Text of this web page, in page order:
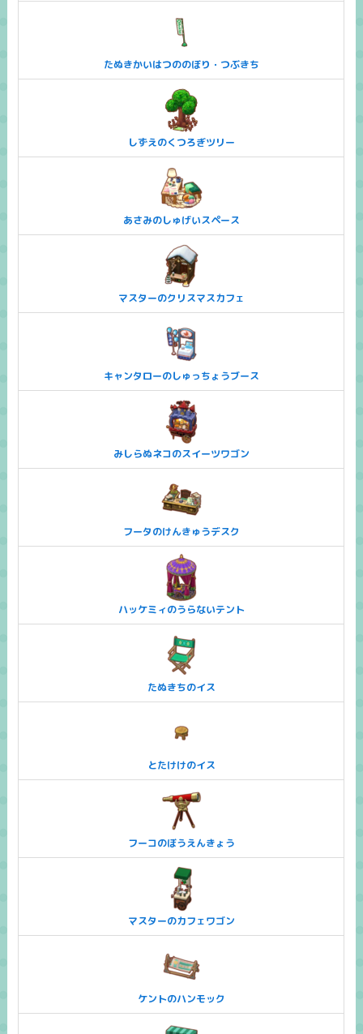
たぬきかいはつののぼり・つぶきち
しずえのくつろぎツリー
あさみのしゅげいスペース
マスターのクリスマスカフェ
キャンタローのしゅっちょうブース
みしらぬネコのスイーツワゴン
フータのけんきゅうデスク
ハッケミィのうらないテント
たぬきちのイス
とたけけのイス
フーコのぼうえんきょう
マスターのカフェワゴン
ケントのハンモック